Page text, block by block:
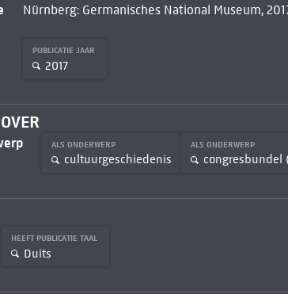
Nürnberg: Germanisches National Museum,
PUBLICATIE JAAR
2017
ALS ONDERWERP
cultuurgeschiedenis
ALS ONDERWERP
congresbundel
HEEFT PUBLICATIE TAAL
Duits